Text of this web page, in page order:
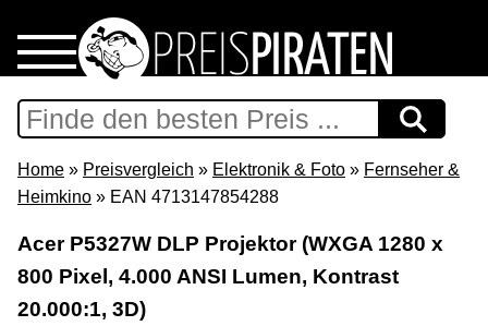
Home
Download
Support & Newsletter
Home » Preisvergleich » Elektronik & Foto » Fernseher &
Heimkino » EAN 4713147854288
Acer P5327W DLP Projektor (WXGA 1280 x
800 Pixel, 4.000 ANSI Lumen, Kontrast
20.000:1, 3D)